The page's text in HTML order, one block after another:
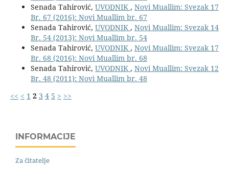
Senada Tahirović, UVODNIK , Novi Muallim: Svezak 17
Br. 67 (2016): Novi Muallim br. 67
Senada Tahirović, UVODNIK , Novi Muallim: Svezak 14
Br. 54 (2013): Novi Muallim br. 54
Senada Tahirović, UVODNIK , Novi Muallim: Svezak 17
Br. 68 (2016): Novi Muallim br. 68
Senada Tahirović, UVODNIK , Novi Muallim: Svezak 12
Br. 48 (2011): Novi Muallim br. 48
<< < 1 2 3 4 5 > >>
INFORMACIJE
Za čitatelje